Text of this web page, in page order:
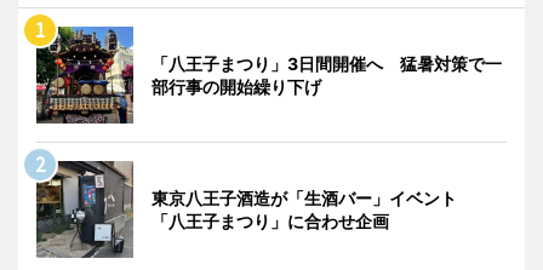
「八王子まつり」3日間開催へ 猛暑対策で一
部行事の開始繰り下げ
東京八王子酒造が「生酒バー」イベント
「八王子まつり」に合わせ企画